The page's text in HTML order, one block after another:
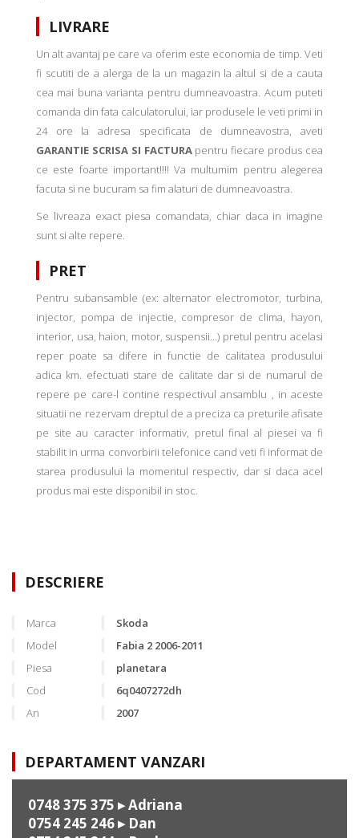
LIVRARE
Un alt avantaj pe care va oferim este economia de timp. Veti
fi scutiti de a alerga de la un magazin la altul si de a cauta
cea mai buna varianta pentru dumneavoastra. Acum puteti
comanda din fata calculatorului, iar produsele le veti primi in
24 ore la adresa specificata de dumneavostra, aveti
GARANTIE SCRISA SI FACTURApentru fiecare produs cea
ce este foarte important!!!! Va multumim pentru alegerea
facuta si ne bucuram sa fim alaturi de dumneavoastra.
Se livreaza exact piesa comandata, chiar daca in imagine
sunt si alte repere.
PRET
Pentru subansamble (ex: alternator electromotor, turbina,
injector, pompa de injectie, compresor de clima, hayon,
interior, usa, haion, motor, suspensii...) pretul pentru acelasi
reper poate sa difere in functie de calitatea produsului
adica km. efectuati stare de calitate dar si de numarul de
repere pe care-l contine respectivul ansamblu , in aceste
situatii ne rezervam dreptul de a preciza ca preturile afisate
pe site au caracter informativ, pretul final al piesei va fi
stabilit in urma convorbirii telefonice cand veti fi informat de
starea produsului la momentul respectiv, dar si daca acel
produs mai este disponibil in stoc.
DESCRIERE
Marca
Skoda
Model
Fabia 2 2006-2011
Piesa
planetara
Cod
6q0407272dh
An
2007
DEPARTAMENT VANZARI
0748 375 375 ▸ Adriana
0754 245 246▸ Dan